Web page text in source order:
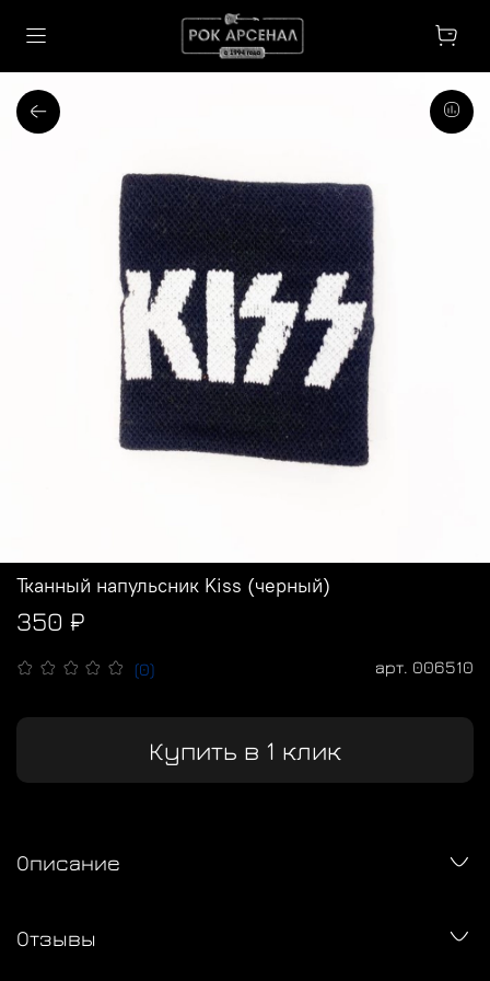
(0) арт. 006510
Тканный напульсник Kiss (черный)
350 ₽
Купить в 1 клик
Описание
Отзывы